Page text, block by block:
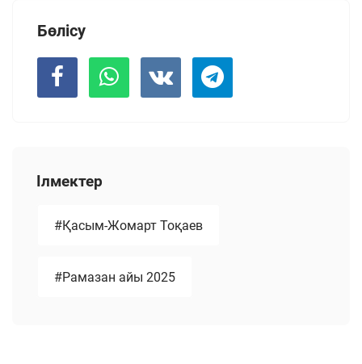
Бөлісу
Ілмектер
#Қасым-Жомарт Тоқаев
#Рамазан айы 2025